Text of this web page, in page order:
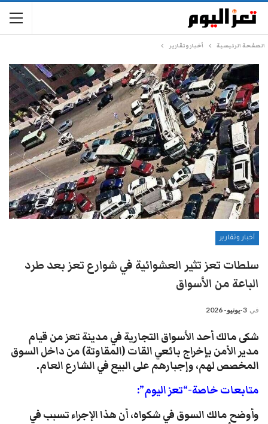
الصفحة الرئيسية أخبار وتقارير
أخبار وتقارير
سلطات تعز تثير العشوائية في شوارع تعز بعد طرد
الباعة من الأسواق ​
في 3-يونيو- 2026
​شكى مالك أحد الأسواق التجارية في مدينة تعز من قيام
مدير الأمن بإخراج بائعي القات (المقاوتة) من داخل السوق
المخصص لهم، وإجبارهم على البيع في الشارع العام.
متابعات خاصة-“تعز اليوم”:
​وأوضح مالك السوق في شكواه، أن هذا الإجراء تسبب في